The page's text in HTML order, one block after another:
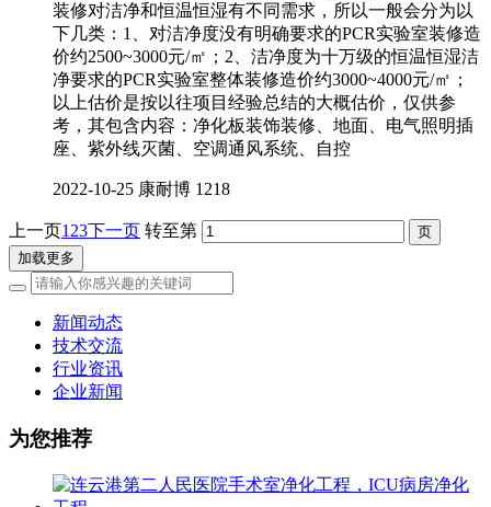
装修对洁净和恒温恒湿有不同需求，所以一般会分为以
下几类：1、对洁净度没有明确要求的PCR实验室装修造
价约2500~3000元/㎡；2、洁净度为十万级的恒温恒湿洁
净要求的PCR实验室整体装修造价约3000~4000元/㎡；
以上估价是按以往项目经验总结的大概估价，仅供参
考，其包含内容：净化板装饰装修、地面、电气照明插
座、紫外线灭菌、空调通风系统、自控
2022-10-25 康耐博 1218
上一页1 23下一页 转至第
加载更多
新闻动态
技术交流
行业资讯
企业新闻
为您推荐